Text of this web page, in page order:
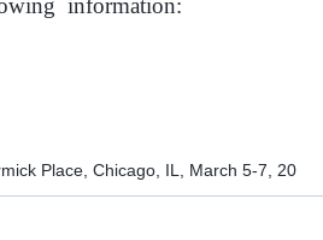
Place, Chicago, IL, March 5-7, 20